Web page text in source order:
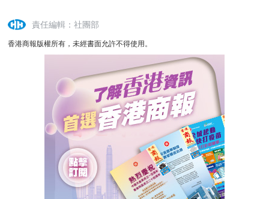
責任編輯：社團部
香港商報版權所有，未經書面允許不得使用。